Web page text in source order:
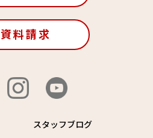
資料請求
スタッフブログ